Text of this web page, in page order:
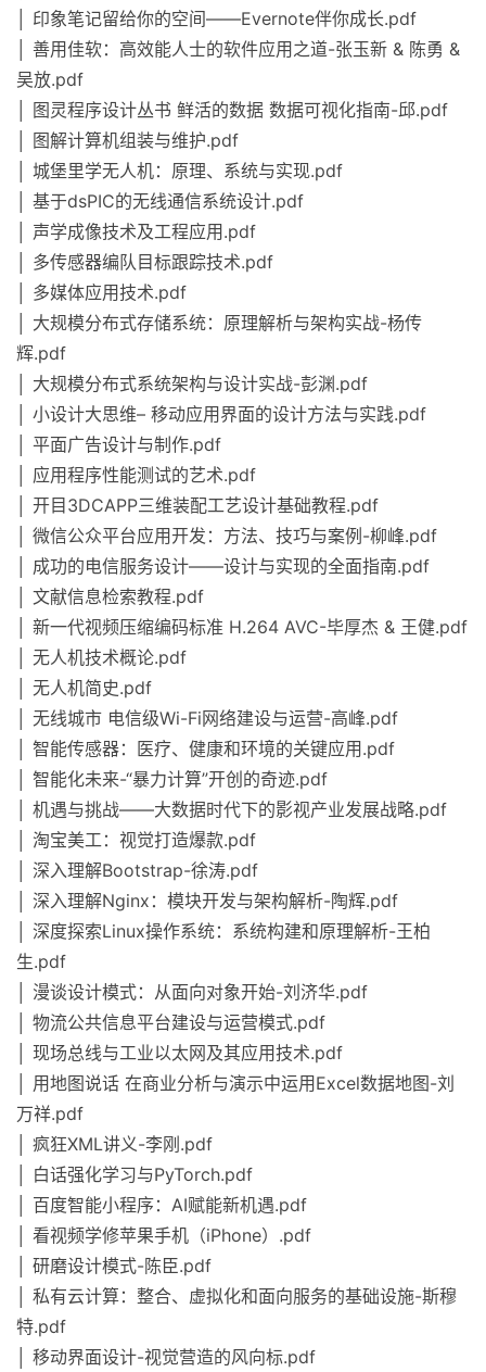
│ 印象笔记留给你的空间——Evernote伴你成长.pdf
│ 善用佳软：高效能人士的软件应用之道-张玉新 & 陈勇 &
吴放.pdf
│ 图灵程序设计丛书 鲜活的数据 数据可视化指南-邱.pdf
│ 图解计算机组装与维护.pdf
│ 城堡里学无人机：原理、系统与实现.pdf
│ 基于dsPIC的无线通信系统设计.pdf
│ 声学成像技术及工程应用.pdf
│ 多传感器编队目标跟踪技术.pdf
│ 多媒体应用技术.pdf
│ 大规模分布式存储系统：原理解析与架构实战-杨传
辉.pdf
│ 大规模分布式系统架构与设计实战-彭渊.pdf
│ 小设计大思维– 移动应用界面的设计方法与实践.pdf
│ 平面广告设计与制作.pdf
│ 应用程序性能测试的艺术.pdf
│ 开目3DCAPP三维装配工艺设计基础教程.pdf
│ 微信公众平台应用开发：方法、技巧与案例-柳峰.pdf
│ 成功的电信服务设计——设计与实现的全面指南.pdf
│ 文献信息检索教程.pdf
│ 新一代视频压缩编码标准 H.264 AVC-毕厚杰 & 王健.pdf
│ 无人机技术概论.pdf
│ 无人机简史.pdf
│ 无线城市 电信级Wi-Fi网络建设与运营-高峰.pdf
│ 智能传感器：医疗、健康和环境的关键应用.pdf
│ 智能化未来-“暴力计算”开创的奇迹.pdf
│ 机遇与挑战——大数据时代下的影视产业发展战略.pdf
│ 淘宝美工：视觉打造爆款.pdf
│ 深入理解Bootstrap-徐涛.pdf
│ 深入理解Nginx：模块开发与架构解析-陶辉.pdf
│ 深度探索Linux操作系统：系统构建和原理解析-王柏
生.pdf
│ 漫谈设计模式：从面向对象开始-刘济华.pdf
│ 物流公共信息平台建设与运营模式.pdf
│ 现场总线与工业以太网及其应用技术.pdf
│ 用地图说话 在商业分析与演示中运用Excel数据地图-刘
万祥.pdf
│ 疯狂XML讲义-李刚.pdf
│ 白话强化学习与PyTorch.pdf
│ 百度智能小程序：AI赋能新机遇.pdf
│ 看视频学修苹果手机（iPhone）.pdf
│ 研磨设计模式-陈臣.pdf
│ 私有云计算：整合、虚拟化和面向服务的基础设施-斯穆
特.pdf
│ 移动界面设计-视觉营造的风向标.pdf